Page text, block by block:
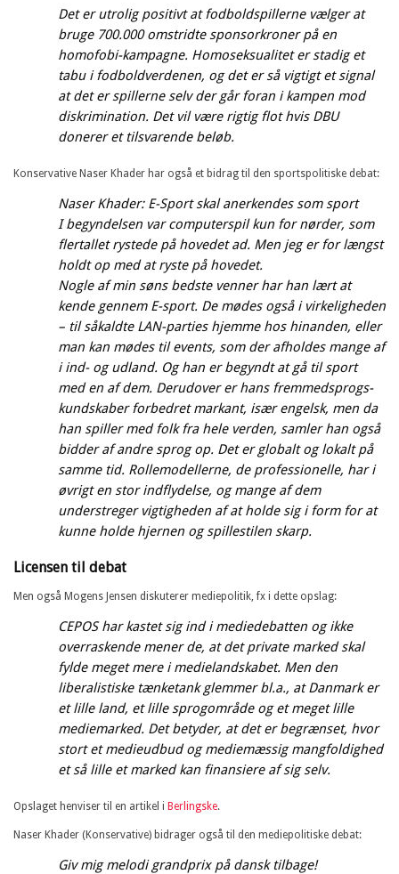
Det er utrolig positivt at fodboldspillerne vælger at
bruge 700.000 omstridte sponsorkroner på en
homofobi-kampagne. Homoseksualitet er stadig et
tabu i fodboldverdenen, og det er så vigtigt et signal
at det er spillerne selv der går foran i kampen mod
diskrimination. Det vil være rigtig flot hvis DBU
donerer et tilsvarende beløb.
Konservative Naser Khader har også et bidrag til den sportspolitiske debat:
Naser Khader: E-Sport skal anerkendes som sport
I begyndelsen var computerspil kun for nørder, som
flertallet rystede på hovedet ad. Men jeg er for længst
holdt op med at ryste på hovedet.
Nogle af min søns bedste venner har han lært at
kende gennem E-sport. De mødes også i virkeligheden
– til såkaldte LAN-parties hjemme hos hinanden, eller
man kan mødes til events, som der afholdes mange af
i ind- og udland. Og han er begyndt at gå til sport
med en af dem. Derudover er hans fremmedsprogs-
kundskaber forbedret markant, især engelsk, men da
han spiller med folk fra hele verden, samler han også
bidder af andre sprog op. Det er globalt og lokalt på
samme tid. Rollemodellerne, de professionelle, har i
øvrigt en stor indflydelse, og mange af dem
understreger vigtigheden af at holde sig i form for at
kunne holde hjernen og spillestilen skarp.
Licensen til debat
Men også Mogens Jensen diskuterer mediepolitik, fx i dette opslag:
CEPOS har kastet sig ind i mediedebatten og ikke
overraskende mener de, at det private marked skal
fylde meget mere i medielandskabet. Men den
liberalistiske tænketank glemmer bl.a., at Danmark er
et lille land, et lille sprogområde og et meget lille
mediemarked. Det betyder, at det er begrænset, hvor
stort et medieudbud og mediemæssig mangfoldighed
et så lille et marked kan finansiere af sig selv.
Opslaget henviser til en artikel i Berlingske.
Naser Khader (Konservative) bidrager også til den mediepolitiske debat:
Giv mig melodi grandprix på dansk tilbage!